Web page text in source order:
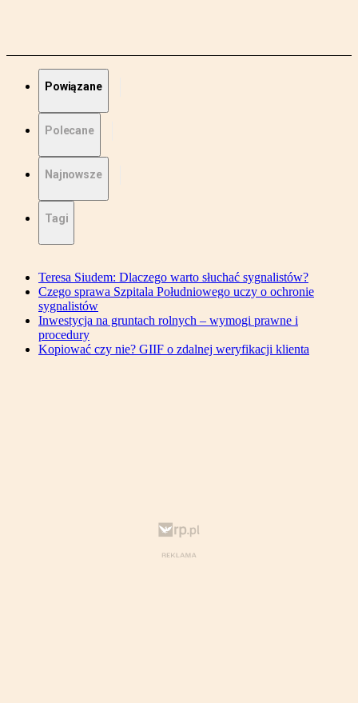
Powiązane
Polecane
Najnowsze
Tagi
Teresa Siudem: Dlaczego warto słuchać sygnalistów?
Czego sprawa Szpitala Południowego uczy o ochronie
sygnalistów
Inwestycja na gruntach rolnych – wymogi prawne i
procedury
Kopiować czy nie? GIIF o zdalnej weryfikacji klienta